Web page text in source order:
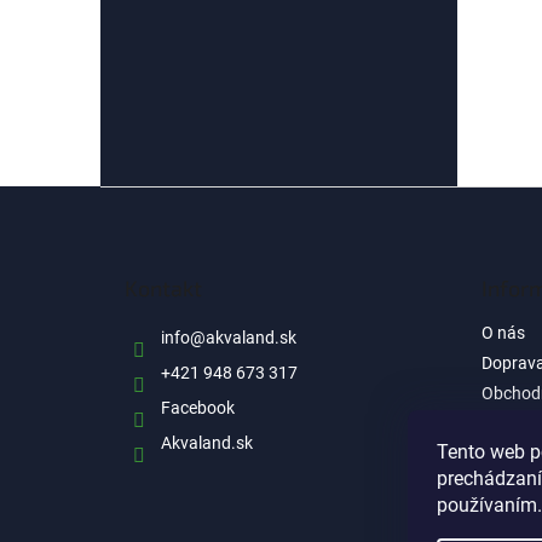
Tento web
info@akvaland.sk
+421 948 673 317
Facebook
Akvaland.sk
O nás